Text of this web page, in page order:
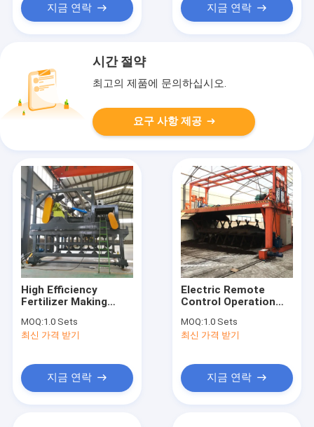
지금 연락 지금 연락
시간 절약
최고의 제품에 문의하십시오.
요구 사항 제공
High Efficiency
Fertilizer Making
Compost Turner
Chain Compost
MOQ:1.0 Sets
최신 가격 받기
지금 연락
Electric Remote
Control Operation
Small Organic Waste
Fertilizer Turner
Home Compost For
Mushroom
MOQ:1.0 Sets
최신 가격 받기
지금 연락